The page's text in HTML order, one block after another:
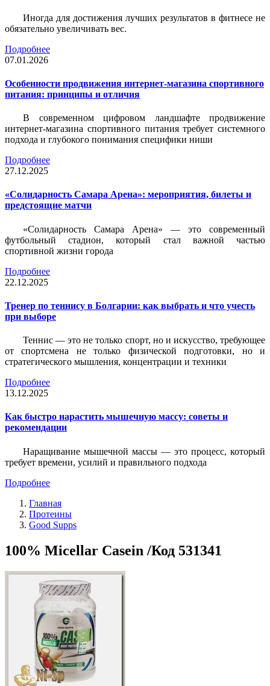
Иногда для достижения лучших результатов в фитнесе не
обязательно увеличивать вес.
Подробнее
07.01.2026
Особенности продвижения интернет-магазина спортивного
питания: принципы и отличия
В современном цифровом ландшафте продвижение
интернет-магазина спортивного питания требует системного
подхода и глубокого понимания специфики ниши
Подробнее
27.12.2025
«Солидарность Самара Арена»: мероприятия, билеты и
предстоящие матчи
«Солидарность Самара Арена» — это современный
футбольный стадион, который стал важной частью
спортивной жизни города
Подробнее
22.12.2025
Тренер по теннису в Болгарии: как выбрать и что учесть
при выборе
Теннис — это не только спорт, но и искусство, требующее
от спортсмена не только физической подготовки, но и
стратегического мышления, концентрации и техники
Подробнее
13.12.2025
Как быстро нарастить мышечную массу: советы и
рекомендации
Наращивание мышечной массы — это процесс, который
требует времени, усилий и правильного подхода
Подробнее
Главная
Протеины
Good Supps
100% Micellar Casein /Код 531341